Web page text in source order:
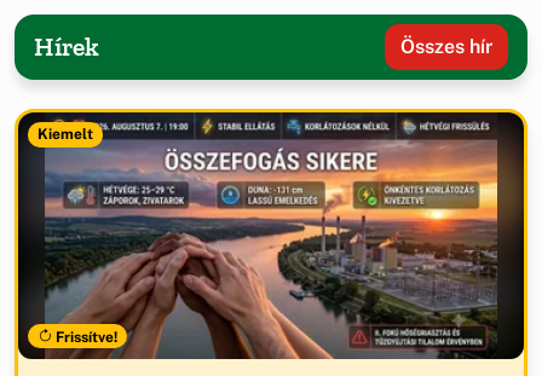
Hírek Összes hír
Kiemelt
Frissítve!